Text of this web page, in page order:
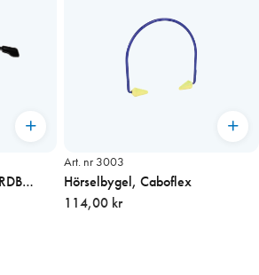
Art. nr 3003
Hörselbygel, Caboflex
114,00 kr